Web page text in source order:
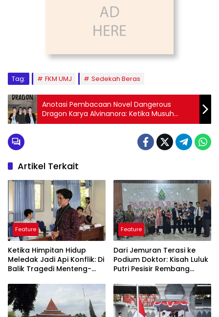
Tag: FKM UMJ Sedekah Beras
Anotasi Pembacaan Novel Dangerous
Dragon Karya Alvinanora: Ketika Musuh
Terkalahkan, tetapi Tidak dengan
Artikel Terkait
Feature
Ketika Himpitan Hidup
Meledak Jadi Api Konflik: Di
Balik Tragedi Menteng-
Ayam di Bali
Feature
Dari Jemuran Terasi ke
Podium Doktor: Kisah Luluk
Putri Pesisir Rembang